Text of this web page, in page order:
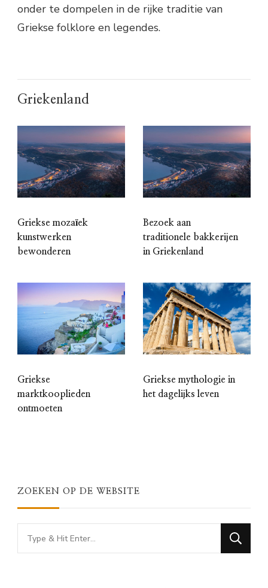
onder te dompelen in de rijke traditie van
Griekse folklore en legendes.
Griekenland
Griekse mozaïek
kunstwerken
bewonderen
Bezoek aan
traditionele bakkerijen
in Griekenland
Griekse
marktkooplieden
ontmoeten
Griekse mythologie in
het dagelijks leven
ZOEKEN OP DE WEBSITE
Looking
for